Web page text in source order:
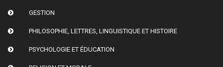
GESTION
PHILOSOPHIE, LETTRES, LINGUISTIQUE ET HISTOIRE
PSYCHOLOGIE ET ÉDUCATION